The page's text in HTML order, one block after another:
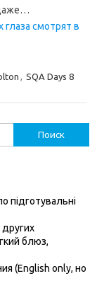
смотрят в
, SQA Days 8
підготувальні
блюз,
(English only, но